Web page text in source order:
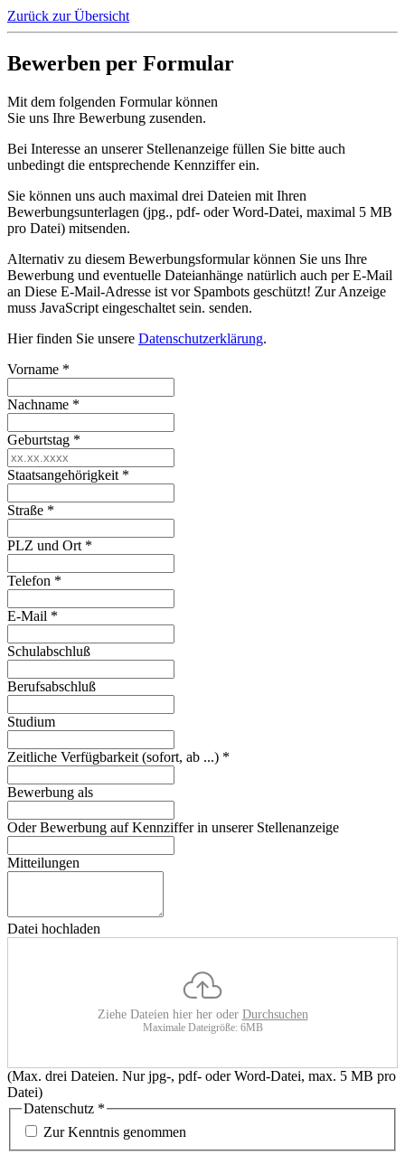
Zurück zur Übersicht
Bewerben per Formular
Mit dem folgenden Formular können
Sie uns Ihre Bewerbung zusenden.
Bei Interesse an unserer Stellenanzeige füllen Sie bitte auch
unbedingt die entsprechende Kennziffer ein.
Sie können uns auch maximal drei Dateien mit Ihren
Bewerbungsunterlagen (jpg., pdf- oder Word-Datei, maximal 5 MB
pro Datei) mitsenden.
Alternativ zu diesem Bewerbungsformular können Sie uns Ihre
Bewerbung und eventuelle Dateianhänge natürlich auch per E-Mail
an Diese E-Mail-Adresse ist vor Spambots geschützt! Zur Anzeige
muss JavaScript eingeschaltet sein. senden.
Hier finden Sie unsere Datenschutzerklärung.
Vorname *
Nachname *
Geburtstag *
Staatsangehörigkeit *
Straße *
PLZ und Ort *
Telefon *
E-Mail *
Schulabschluß
Berufsabschluß
Studium
Zeitliche Verfügbarkeit (sofort, ab ...) *
Bewerbung als
Oder Bewerbung auf Kennziffer in unserer Stellenanzeige
Mitteilungen
Datei hochladen
Ziehe Dateien hier her oder Durchsuchen
Maximale Dateigröße: 6MB
(Max. drei Dateien. Nur jpg-, pdf- oder Word-Datei, max. 5 MB pro
Datei)
Datenschutz *
Zur Kenntnis genommen